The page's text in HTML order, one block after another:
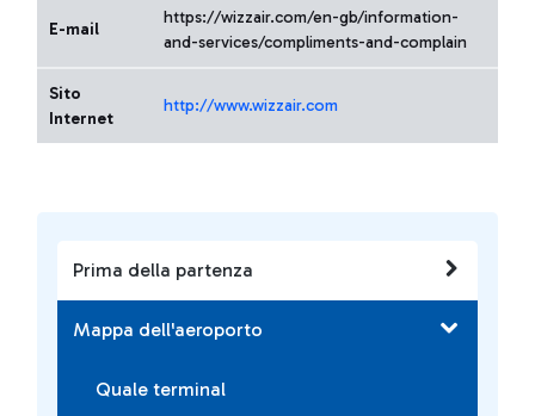
Prima della partenza
Mappa dell'aeroporto
Quale terminal
E-mail
https://wizzair.com/en-gb/information-
and-services/compliments-and-complain
Sito
Internet
http://www.wizzair.com